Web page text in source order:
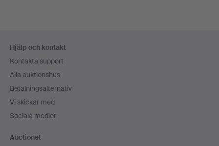
Hjälp och kontakt
Kontakta support
Alla auktionshus
Betalningsalternativ
Vi skickar med
Sociala medier
Auctionet